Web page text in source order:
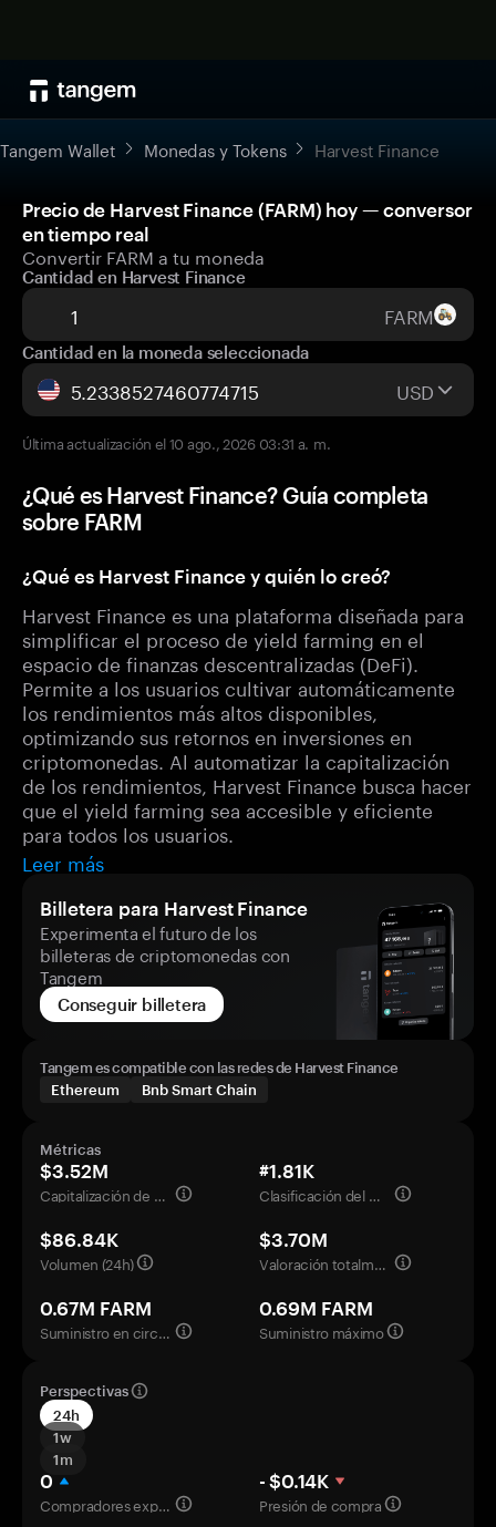
Tangem Wallet Monedas y Tokens Harvest Finance
Precio de Harvest Finance (FARM) hoy — conversor
en tiempo real
Convertir FARM a tu moneda
Cantidad en Harvest Finance
FARM
Cantidad en la moneda seleccionada
USD
Última actualización el 10 ago., 2026 03:31 a. m.
¿Qué es Harvest Finance? Guía completa
sobre FARM
¿Qué es Harvest Finance y quién lo creó?
Harvest Finance es una plataforma diseñada para
simplificar el proceso de yield farming en el
espacio de finanzas descentralizadas (DeFi).
Permite a los usuarios cultivar automáticamente
los rendimientos más altos disponibles,
optimizando sus retornos en inversiones en
criptomonedas. Al automatizar la capitalización
de los rendimientos, Harvest Finance busca hacer
que el yield farming sea accesible y eficiente
para todos los usuarios.
Leer más
Billetera para Harvest Finance
Experimenta el futuro de los
billeteras de criptomonedas con
Tangem
Conseguir billetera
Tangem es compatible con las redes de Harvest Finance
Ethereum
Bnb Smart Chain
Métricas
$3.52M
Capitalización de mercado
#1.81K
Clasificación del mercado
$86.84K
Volumen (24h)
$3.70M
Valoración totalmente diluida
0.67M FARM
Suministro en circulación
0.69M FARM
Suministro máximo
Perspectivas
24h
1w
1m
0
Compradores experimentados
- $0.14K
Presión de compra